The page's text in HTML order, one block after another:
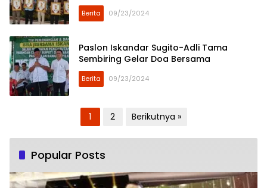
Berita 09/23/2024
Paslon Iskandar Sugito-Adli Tama
Sembiring Gelar Doa Bersama
Berita 09/23/2024
pos
1 2 Berikutnya »
Popular Posts